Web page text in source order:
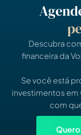
Descubra
financeira da
Se você está
investimentos em
com